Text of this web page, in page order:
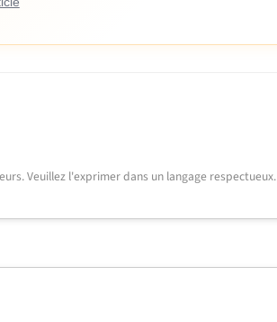
Veuillez l'exprimer dans un langage respectueux.